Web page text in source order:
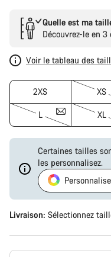
Quelle est ma
Découvrez-le en 3
Voir le tableau des
2XS XS
L XL
Certaines tailles
les personnalisez.
Livraison: Sélectionnez